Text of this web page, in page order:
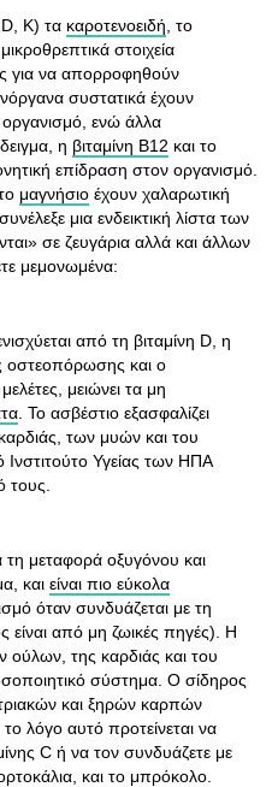
D, K) τα καροτενοειδή , το
στοιχεία
για να απορροφηθούν
συστατικά έχουν
ενώ άλλα
η βιταμίνη Β12 και το
επίδραση στον οργανισμό.
μαγνήσιο έχουν χαλαρωτική
μια ενδεικτική λίστα των
σε ζευγάρια αλλά και άλλων
μεμονωμένα:
από τη βιταμίνη D, η
οστεοπόρωσης και ο
μειώνει τα μη
. Το ασβέστιο εξασφαλίζει
των μυών και του
Υγείας των ΗΠΑ
τους.
τη μεταφορά οξυγόνου και
και είναι πιο εύκολα
όταν συνδυάζεται με τη
είναι από μη ζωικές πηγές). Η
ούλων, της καρδιάς και του
σύστημα. Ο σίδηρος
και ξηρών καρπών
λόγο αυτό προτείνεται να
C ή να τον συνδυάζετε με
και το μπρόκολο.